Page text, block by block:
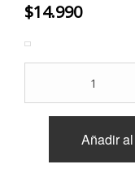
$14.990
NISSAN
Añadir